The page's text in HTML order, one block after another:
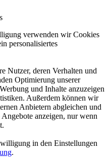
verwenden wir Cookies
personalisiertes
Nutzer, deren Verhalten und
Optimierung unserer
und Inhalte anzuzeigen
Außerdem können wir
Anbietern abgleichen und
anzeigen, nur wenn
in den Einstellungen
.